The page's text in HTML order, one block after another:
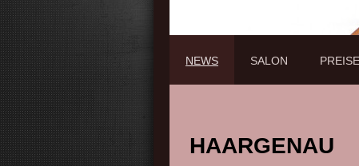
NEWS SALON PREISE
HAARGENAU